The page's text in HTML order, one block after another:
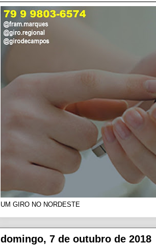
UM GIRO NO NORDESTE
domingo, 7 de outubro de 2018